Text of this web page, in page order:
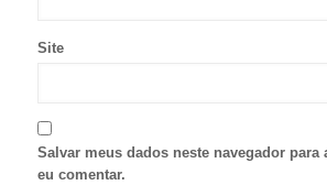
Site
Salvar meus dados neste navegador para
eu comentar.